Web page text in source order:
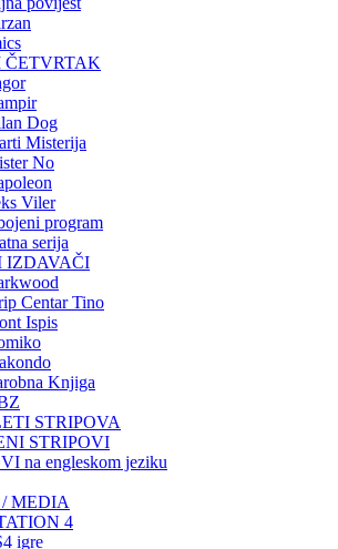
ČETVRTAK
Dog
Misterija
No
Viler
program
serija
IZDAVAČI
Centar Tino
Ispis
Knjiga
STRIPOVA
STRIPOVI
na engleskom jeziku
MEDIA
4
igre